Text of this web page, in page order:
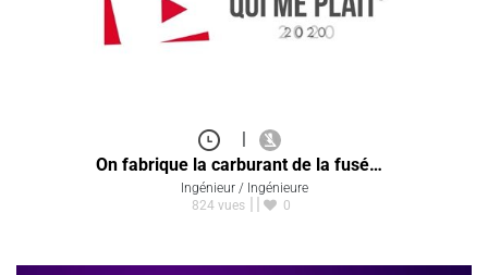
On fabrique la carburant de la fusé…
Ingénieur / Ingénieure
824 vues
0